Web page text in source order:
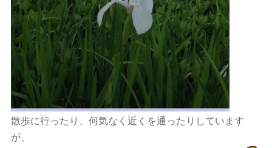
散歩に行ったり、何気なく近くを通ったりしています
が、